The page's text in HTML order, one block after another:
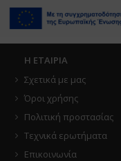
Η ΕΤΑΙΡΙΑ
Σχετικά με μας
Όροι χρήσης
Πολιτική προστασίας
Τεχνικά ερωτήματα
Επικοινωνία